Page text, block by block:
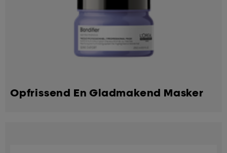
Opfrissend En Gladmakend Masker